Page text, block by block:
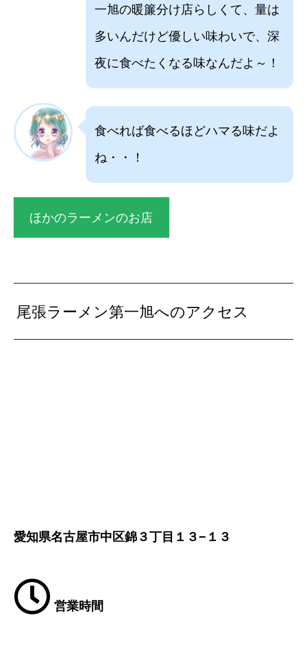
一旭の暖簾分け店らしくて、量は
多いんだけど優しい味わいで、深
夜に食べたくなる味なんだよ～！
食べれば食べるほどハマる味だよ
ね・・！
ほかのラーメンのお店
尾張ラーメン第一旭へのアクセス
愛知県名古屋市中区錦３丁目１３−１３
営業時間